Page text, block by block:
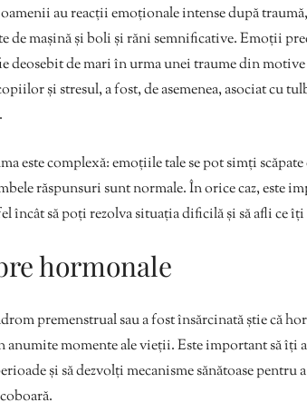
oamenii au reacții emoționale intense după
de mașină și boli și răni semnificative. Emoții
deosebit de mari în urma unei traume din
și stresul, a fost, de asemenea, asociat cu
este complexă: emoțiile tale se pot simți
răspunsuri sunt normale. În orice caz, este
încât să poți rezolva situația dificilă și să afli ce
hormonale
premenstrual sau a fost însărcinată știe că
anumite momente ale vieții. Este important să îți
și să dezvolți mecanisme sănătoase